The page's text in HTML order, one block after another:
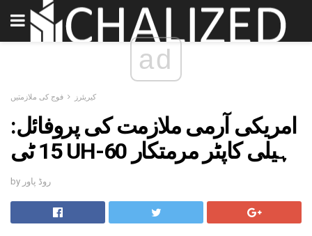
ad
کیریئرز فوج کی ملازمتیں
امریکی آرمی ملازمت کی پروفائل:
15 ٹی UH-60 ہیلی کاپٹر مرمتکار
by روڈ پاور